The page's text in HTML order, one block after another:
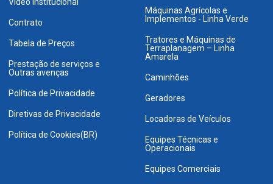
Contrato
Tabela de Preços
Prestação de serviços e
Outras avenças
Política de Privacidade
Diretivas de Privacidade
Política de Cookies(BR)
Máquinas Agrícolas e
Implementos - Linha Verde
Tratores e Máquinas de
Terraplanagem – Linha
Amarela
Caminhões
Geradores
Locadoras de Veículos
Equipes Técnicas e
Operacionais
Equipes Comerciais